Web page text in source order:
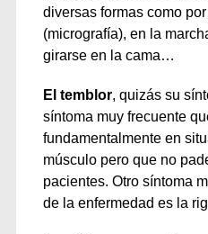
diversas formas como
(micrografía), en la
girarse en la cama…
El temblor, quizás su
síntoma muy frecuente
fundamentalmente en
músculo pero que no
pacientes. Otro síntoma
de la enfermedad es la